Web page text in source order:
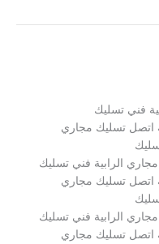
فني تسليك
اتصل تسليك مجاري
الرابية فني تسليك
اتصل تسليك مجاري
الرابية فني تسليك
اتصل تسليك مجاري